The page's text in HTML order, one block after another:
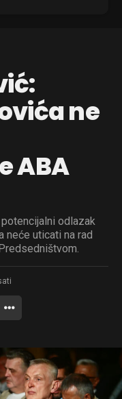
ne
ABA
odlazak
uticati na rad